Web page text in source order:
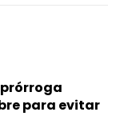
prórroga
para evitar